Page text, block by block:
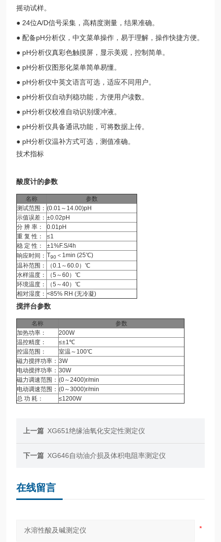
摇动试样。
● 24位A/D信号采集，高精度测量，结果准确。
● 配备pH分析仪，中文菜单操作，易于理解，操作快捷方便。
● pH分析仪真彩色触摸屏，显示美观，控制简单。
● pH分析仪图形化菜单简单易懂。
● pH分析仪中英文语言可选，适应不同用户。
● pH分析仪自动判稳功能，方便用户读数。
● pH分析仪校准自动识别缓冲液。
● pH分析仪具备通讯功能，可将数据上传。
● pH分析仪温补方式可选，测值准确。
技术指标
酸度计的参数
名称
参数
测试范围： (0.01～14.00)pH
示值误差： ±0.02pH
分 辨 率：
0.01pH
重 复 性：
≤1
稳 定 性：
±1%F.S/4h
响应时间： T90 ＜1min (25℃)
温补范围：
（0.1～60.0）℃
水样温度：
（5～60）℃
环境温度：
（5～40）℃
相对湿度： <85% RH (无冷凝)
搅拌台参数
名称
参数
加热功率：
200W
温控精度：
≤±1℃
控温范围：
室温～100℃
磁力搅拌功率： 3W
电动搅拌功率： 30W
磁力调速范围： (0～2400)r/min
电动调速范围： (0～3000)r/min
总 功 耗：
≤1200W
上一篇 XG651绝缘油氧化安定性测定仪
下一篇 XG646自动油介损及体积电阻率测定仪
在线留言